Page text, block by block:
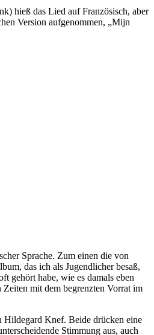
hieß das Lied auf Französisch, aber
Version aufgenommen, „Mijn
Sprache. Zum einen die von
das ich als Jugendlicher besaß,
gehört habe, wie es damals eben
mit dem begrenzten Vorrat im
Hildegard Knef. Beide drücken eine
Stimmung aus, auch